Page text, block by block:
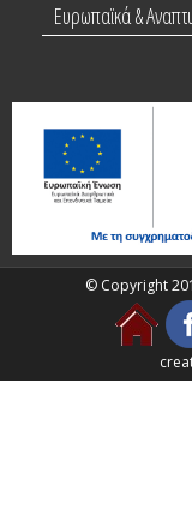
Ευρωπαϊκά &
© Copyright